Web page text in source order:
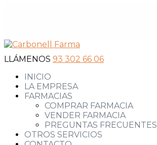
LLÁMENOS 93 302 66 06
INICIO
LA EMPRESA
FARMACIAS
COMPRAR FARMACIA
VENDER FARMACIA
PREGUNTAS FRECUENTES
OTROS SERVICIOS